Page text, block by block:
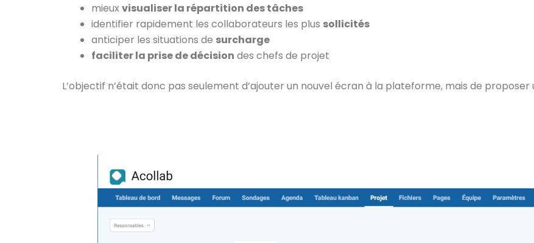
mieux visualiser la répartition des tâches
identifier rapidement les collaborateurs les plus sollicités
anticiper les situations de surcharge
faciliter la prise de décision des chefs de projet
L’objectif n’était donc pas seulement d’ajouter un nouvel écran à la plateforme, mais de proposer